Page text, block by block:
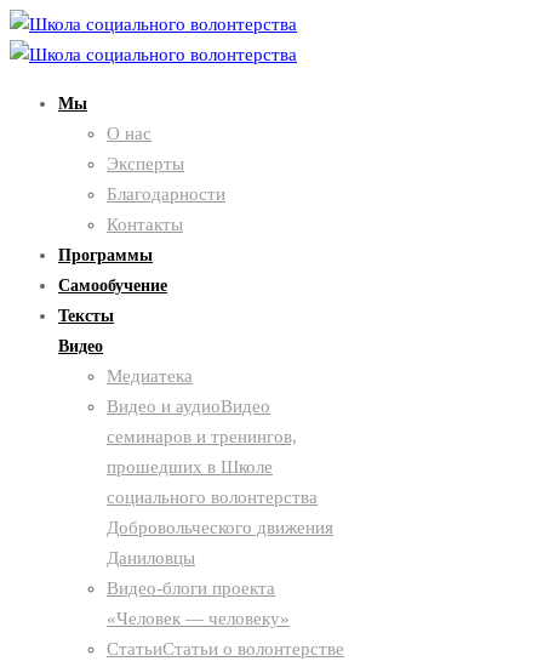
Мы
О нас
Эксперты
Благодарности
Контакты
Программы
Самообучение
Тексты
Видео
Медиатека
Видео и аудиоВидео
семинаров и тренингов,
прошедших в Школе
социального волонтерства
Добровольческого движения
Даниловцы
Видео-блоги проекта
«Человек — человеку»
СтатьиСтатьи о волонтерстве